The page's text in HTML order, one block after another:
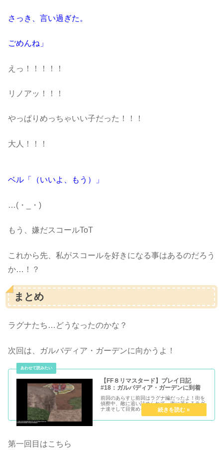
さっき、言い過ぎた。
ごめんね」
えっ！！！！！
リノアッ！！！
やっぱりめっちゃいい子だった！！！
大人！！！
ベル「（いいよ、もう）」
…(・_・)
もう、嫌だスコールToT
これから先、私がスコールを好きになる事はあるのだろう
か…！？
まとめ
ラグナたち…どうなったのかな？
次回は、ガルバディア・ガーデンに向かうよ！
【FF８リマスタード】プレイ日記
#18：ガルバディア・ガーデンに到着
前回のあらすじ前回はラグナ編だったよ！街を
偵察中、敵に追い詰められて、海に落ちるラグ
ナ達そして目覚めるベルたちラグナたち、大丈
夫かなー？ガルバディア・ガーデンガルバディ
ア・ガーデン到着！キスティス先生が学園長に
第一回目はこちら